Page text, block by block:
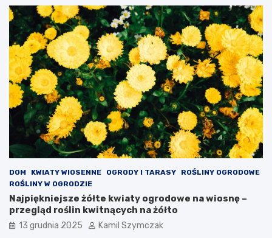
y
j
e
z
a
m
k
i
ę
e
:
c
o
w
a
r
t
DOM KWIATY WIOSENNE OGRODY I TARASY
ROŚLINY OGRODOWE
ROŚLINY W OGRODZIE
Najpiękniejsze żółte kwiaty ogrodowe na wiosnę –
przegląd roślin kwitnących na żółto
13 grudnia 2025 Kamil Szymczak